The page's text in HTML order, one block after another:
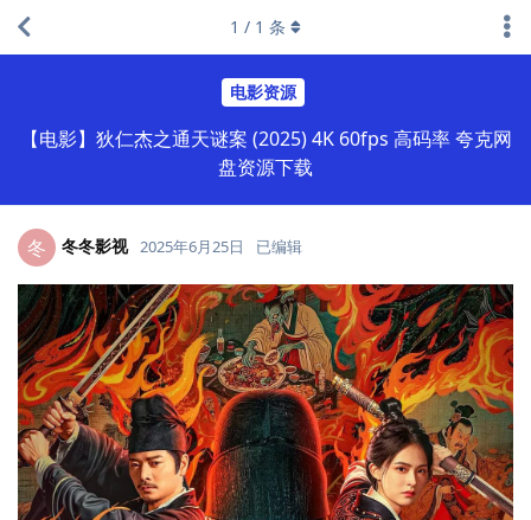
电影资源
【电影】狄仁杰之通天谜案 (2025) 4K 60fps 高码率 夸克网
盘资源下载
1 / 1 条
冬 冬冬影视 2025年6月25日 已编辑